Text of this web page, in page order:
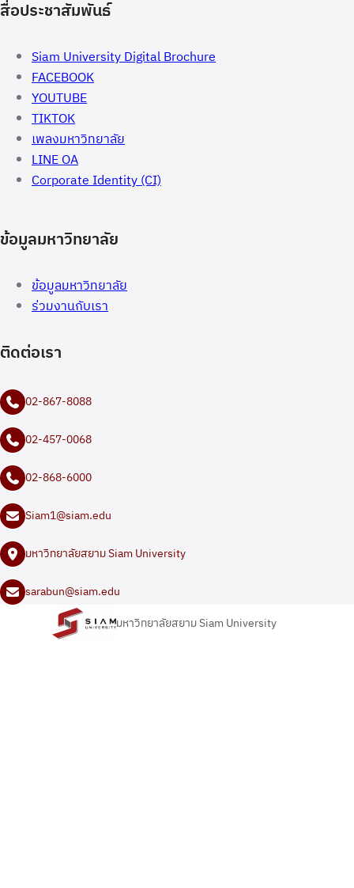
สื่อประชาสัมพันธ์
Siam University Digital Brochure
FACEBOOK
YOUTUBE
TIKTOK
เพลงมหาวิทยาลัย
LINE OA
Corporate Identity (CI)
ข้อมูลมหาวิทยาลัย
ข้อมูลมหาวิทยาลัย
ร่วมงานกับเรา
ติดต่อเรา
02-867-8088
02-457-0068
02-868-6000
Siam1@siam.edu
มหาวิทยาลัยสยาม Siam University
sarabun@siam.edu
มหาวิทยาลัยสยาม Siam University